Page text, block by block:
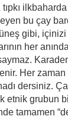
ilkbaharda
bu çay
gibi,
her
Her zaman
dersiniz.
etnik grubun
tamamen